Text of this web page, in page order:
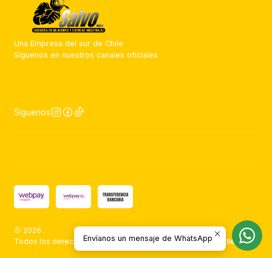
Una Empresa del sur de Chile
Síguenos en nuestros canales oficiales
Síguenos
2026 .
Todos los derechos reservados.Desarrollado por Jumpseller .
Envíanos un mensaje de WhatsApp